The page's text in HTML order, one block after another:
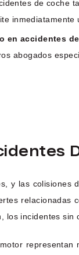
de coche
en accidentes
abogados
y las colisiones
los incidentes